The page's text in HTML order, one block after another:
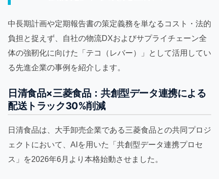
中長期計画や定期報告書の策定義務を単なるコスト・法的
負担と捉えず、自社の物流DXおよびサプライチェーン全
体の強靭化に向けた「テコ（レバー）」として活用してい
る先進企業の事例を紹介します。
日清食品×三菱食品：共創型データ連携による
配送トラック30%削減
日清食品は、大手卸売企業である三菱食品との共同プロジ
ェクトにおいて、AIを用いた「共創型データ連携プロセ
ス」を2026年6月より本格始動させました。